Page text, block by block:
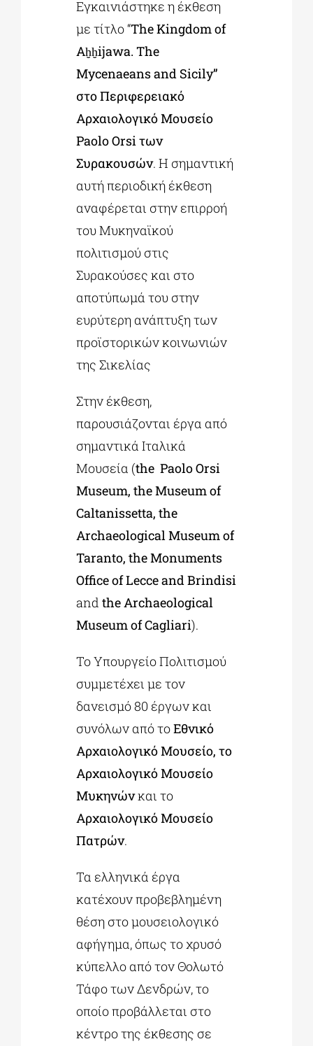
ΠΟΛΙΤΙΣΤΙΚΟΙ ΦΟΡΕΙΣ
Εγκαινιάστηκε η έκθεση
με τίτλο “TheKingdomof
Aḫḫijawa.The
Mycenaeansand Sicily”
στο Περιφερειακό
Αρχαιολογικό Μουσείο
PaoloOrsi των
Συρακουσών. Η σημαντική
αυτή περιοδική έκθεση
αναφέρεται στην επιρροή
του Μυκηναϊκού
πολιτισμού στις
Συρακούσες και στο
αποτύπωμά του στην
ευρύτερη ανάπτυξη των
προϊστορικών κοινωνιών
της Σικελίας
Στην έκθεση,
παρουσιάζονται έργα από
σημαντικά Ιταλικά
Μουσεία (the Paolo Orsi
Museum, the Museum of
Caltanissetta, the
Archaeological Museum of
Taranto, the Monuments
Office of Lecce and Brindisi
andthe Archaeological
Museum of Cagliari).
Το Υπουργείο Πολιτισμού
συμμετέχει με τον
δανεισμό 80 έργων και
συνόλων από τοΕθνικό
Αρχαιολογικό Μουσείο, το
Αρχαιολογικό Μουσείο
Μυκηνώνκαι το
Αρχαιολογικό Μουσείο
Πατρών.
Τα ελληνικά έργα
κατέχουν προβεβλημένη
θέση στο μουσειολογικό
αφήγημα, όπως το χρυσό
κύπελλο από τον Θολωτό
Τάφο των Δενδρών, το
οποίο προβάλλεται στο
κέντρο της έκθεσης σε